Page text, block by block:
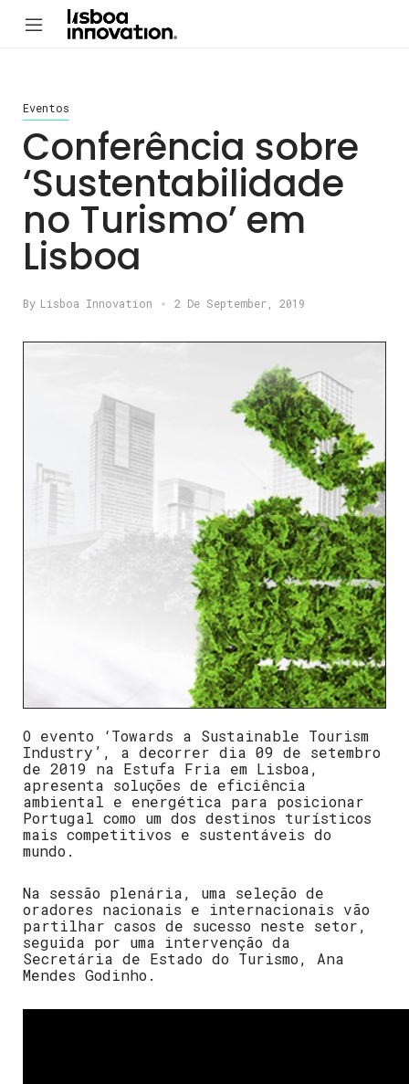
Eventos
Conferência sobre
‘Sustentabilidade
no Turismo’ em
Lisboa
By Lisboa Innovation 2 De September, 2019
O evento ‘Towards a Sustainable Tourism
Industry’, a decorrer dia 09 de setembro
de 2019 na Estufa Fria em Lisboa,
apresenta soluções de eficiência
ambiental e energética para posicionar
Portugal como um dos destinos turísticos
mais competitivos e sustentáveis do
mundo.
Na sessão plenária, uma seleção de
oradores nacionais e internacionais vão
partilhar casos de sucesso neste setor,
seguida por uma intervenção da
Secretária de Estado do Turismo, Ana
Mendes Godinho.